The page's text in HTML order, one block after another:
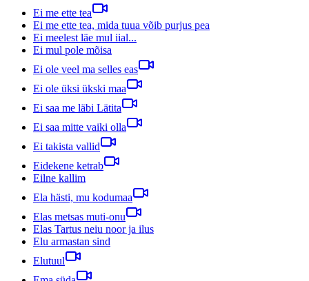
Ei me ette tea
Ei me ette tea, mida tuua võib purjus pea
Ei meelest läe mul iial...
Ei mul pole mõisa
Ei ole veel ma selles eas
Ei ole üksi ükski maa
Ei saa me läbi Lätita
Ei saa mitte vaiki olla
Ei takista vallid
Eidekene ketrab
Eilne kallim
Ela hästi, mu kodumaa
Elas metsas muti-onu
Elas Tartus neiu noor ja ilus
Elu armastan sind
Elutuul